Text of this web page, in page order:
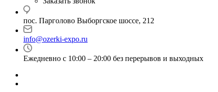
пос. Парголово Выборгское шоссе, 212
info@ozerki-expo.ru
Ежедневно с 10:00 – 20:00 без перерывов и выходных